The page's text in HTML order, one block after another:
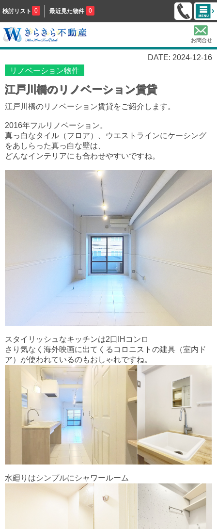
検討リスト 0 最近見た物件 0
お問合せ
DATE: 2024-12-16
リノベーション物件
江戸川橋のリノベーション賃貸
江戸川橋のリノベーション賃貸をご紹介します。
2016年フルリノベーション。
真っ白なタイル（フロア）、ウエストラインにケーシング
をあしらった真っ白な壁は、
どんなインテリアにも合わせやすいですね。
スタイリッシュなキッチンは2口IHコンロ
さり気なく海外映画に出てくるコロニストの建具（室内ド
ア）が使われているのもおしゃれですね。
水廻りはシンプルにシャワールーム